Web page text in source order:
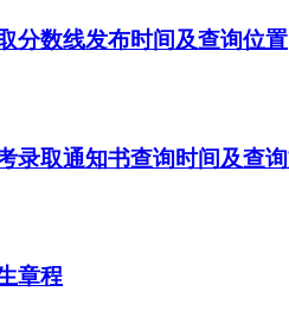
分数线发布时间及查询位置
录取通知书查询时间及查
章程